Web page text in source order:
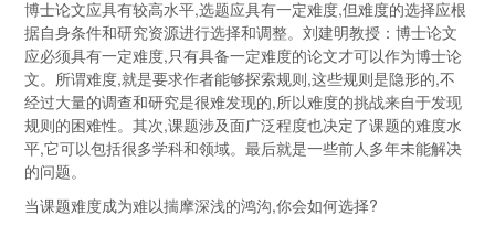
博士论文应具有较高水平,选题应具有一定难度,但难度的选择应根
据自身条件和研究资源进行选择和调整。刘建明教授：博士论文
应必须具有一定难度,只有具备一定难度的论文才可以作为博士论
文。所谓难度,就是要求作者能够探索规则,这些规则是隐形的,不
经过大量的调查和研究是很难发现的,所以难度的挑战来自于发现
规则的困难性。其次,课题涉及面广泛程度也决定了课题的难度水
平,它可以包括很多学科和领域。最后就是一些前人多年未能解决
的问题。
当课题难度成为难以揣摩深浅的鸿沟,你会如何选择?